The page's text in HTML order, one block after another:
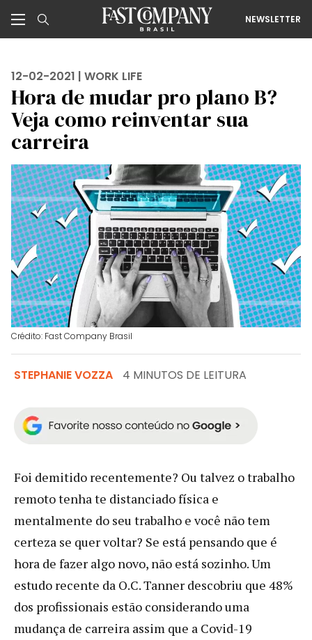
NEWSLETTER
12-02-2021 | WORK LIFE
Hora de mudar pro plano B?
Veja como reinventar sua
carreira
Crédito: Fast Company Brasil
STEPHANIE VOZZA 4 MINUTOS DE LEITURA
Foi demitido recentemente? Ou talvez o trabalho
remoto tenha te distanciado física e
mentalmente do seu trabalho e você não tem
certeza se quer voltar? Se está pensando que é
hora de fazer algo novo, não está sozinho. Um
estudo recente da O.C. Tanner descobriu que 48%
dos profissionais estão considerando uma
mudança de carreira assim que a Covid-19